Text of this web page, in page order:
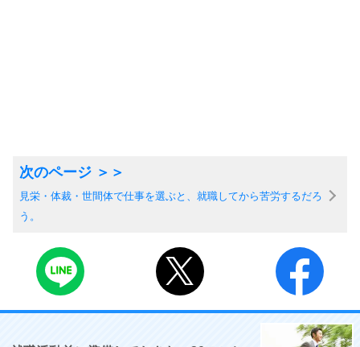
見栄・体裁・世間体で仕事を選ぶと、就職してから苦労するだろ
う。